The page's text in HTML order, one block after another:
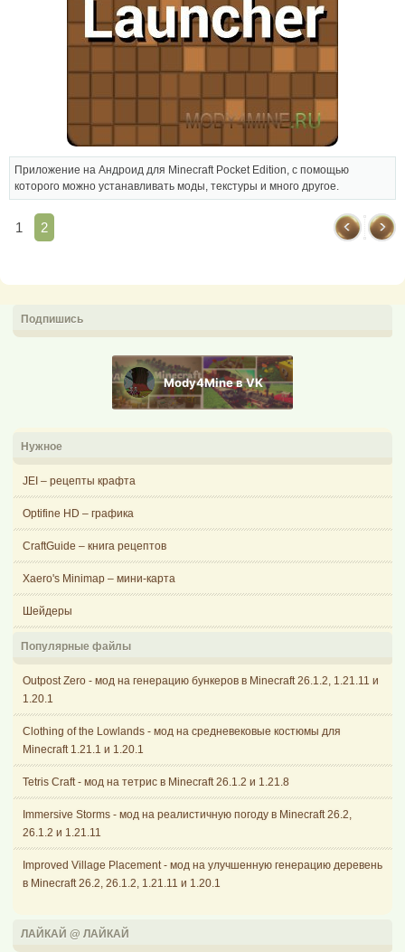
Приложение на Андроид для Minecraft Pocket Edition, с помощью
которого можно устанавливать моды, текстуры и много другое.
1 2
Подпишись
Mody4Mine в VK
Нужное
JEI – рецепты крафта
Optifine HD – графика
CraftGuide – книга рецептов
Xaero's Minimap – мини-карта
Шейдеры
Популярные файлы
Outpost Zero - мод на генерацию бункеров в Minecraft 26.1.2, 1.21.11 и
1.20.1
Clothing of the Lowlands - мод на средневековые костюмы для
Minecraft 1.21.1 и 1.20.1
Tetris Craft - мод на тетрис в Minecraft 26.1.2 и 1.21.8
Immersive Storms - мод на реалистичную погоду в Minecraft 26.2,
26.1.2 и 1.21.11
Improved Village Placement - мод на улучшенную генерацию деревень
в Minecraft 26.2, 26.1.2, 1.21.11 и 1.20.1
ЛАЙКАЙ @ ЛАЙКАЙ